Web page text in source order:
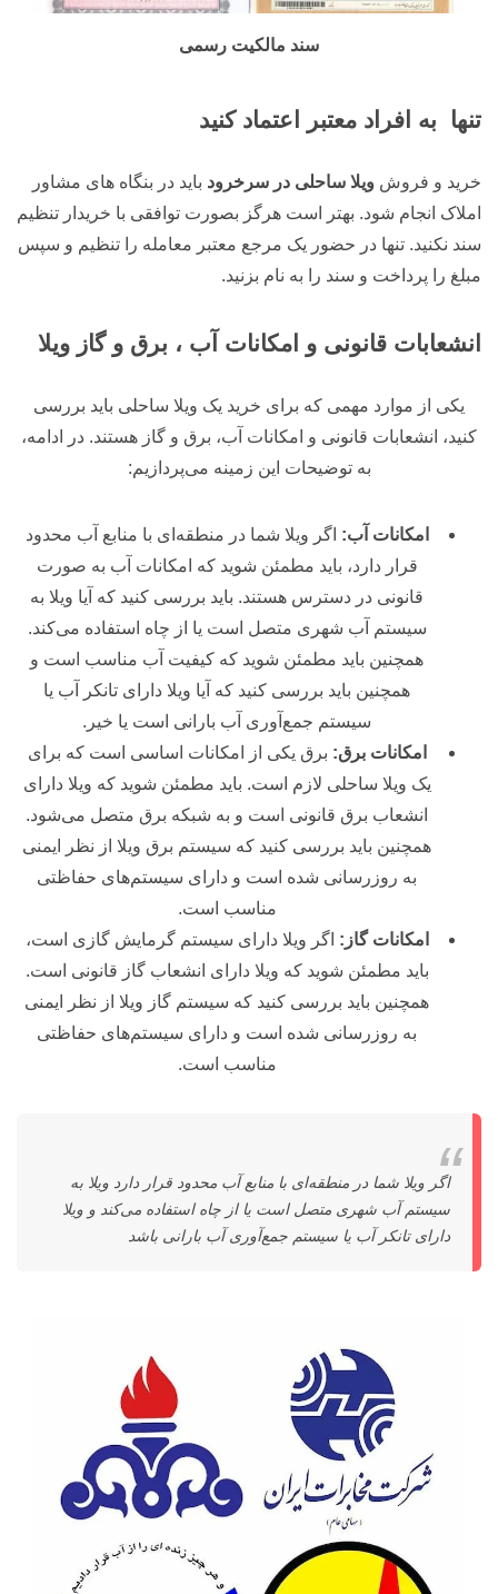
سند مالکیت رسمی
تنها به افراد معتبر اعتماد کنید
خرید و فروش ویلا ساحلی در سرخرود باید در بنگاه های مشاور
املاک انجام شود. بهتر است هرگز بصورت توافقی با خریدار تنظیم
سند نکنید. تنها در حضور یک مرجع معتبر معامله را تنظیم و سپس
مبلغ را پرداخت و سند را به نام بزنید.
انشعابات قانونی و امکانات آب ، برق و گاز ویلا
یکی از موارد مهمی که برای خرید یک ویلا ساحلی باید بررسی
کنید، انشعابات قانونی و امکانات آب، برق و گاز هستند. در ادامه،
به توضیحات این زمینه می‌پردازیم:
امکانات آب: اگر ویلا شما در منطقه‌ای با منابع آب محدود
قرار دارد، باید مطمئن شوید که امکانات آب به صورت
قانونی در دسترس هستند. باید بررسی کنید که آیا ویلا به
سیستم آب شهری متصل است یا از چاه استفاده می‌کند.
همچنین باید مطمئن شوید که کیفیت آب مناسب است و
همچنین باید بررسی کنید که آیا ویلا دارای تانکر آب یا
سیستم جمع‌آوری آب بارانی است یا خیر.
امکانات برق: برق یکی از امکانات اساسی است که برای
یک ویلا ساحلی لازم است. باید مطمئن شوید که ویلا دارای
انشعاب برق قانونی است و به شبکه برق متصل می‌شود.
همچنین باید بررسی کنید که سیستم برق ویلا از نظر ایمنی
به روزرسانی شده است و دارای سیستم‌های حفاظتی
مناسب است.
امکانات گاز: اگر ویلا دارای سیستم گرمایش گازی است،
باید مطمئن شوید که ویلا دارای انشعاب گاز قانونی است.
همچنین باید بررسی کنید که سیستم گاز ویلا از نظر ایمنی
به روزرسانی شده است و دارای سیستم‌های حفاظتی
مناسب است.
اگر ویلا شما در منطقه‌ای با منابع آب محدود قرار دارد ویلا به
سیستم آب شهری متصل است یا از چاه استفاده می‌کند و ویلا
دارای تانکر آب یا سیستم جمع‌آوری آب بارانی باشد